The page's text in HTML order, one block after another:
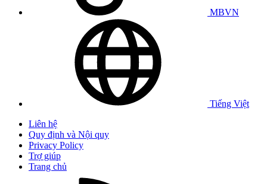
MBVN
Tiếng Việt
Liên hệ
Quy định và Nội quy
Privacy Policy
Trợ giúp
Trang chủ